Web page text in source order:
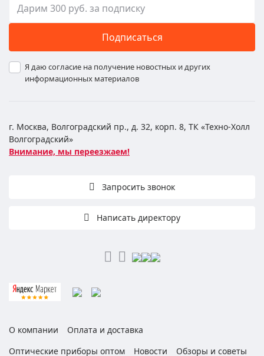
Подписаться
Я даю согласие на получение новостных и других
информационных материалов
г. Москва, Волгоградский пр., д. 32, корп. 8, ТК «Техно-Холл
Волгоградский»
Внимание, мы переезжаем!
Запросить звонок
Написать директору
О компании
Оплата и доставка
Оптические приборы оптом
Новости Обзоры и советы